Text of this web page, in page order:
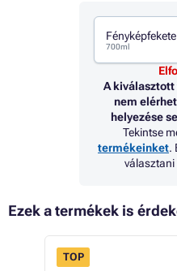
Fényképfekete
700ml
A
nem
helyezése
Tekintse
termékeinket.
Ezek a termékek is
TOP